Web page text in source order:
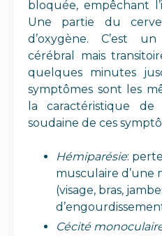
bloquée, empêchant
Une partie du
d’oxygène. C’est
cérébral mais
quelques minutes
symptômes sont les
la caractéristique de
soudaine de ces
Hémiparésie:
musculaire d’une
(visage, bras,
Cécité